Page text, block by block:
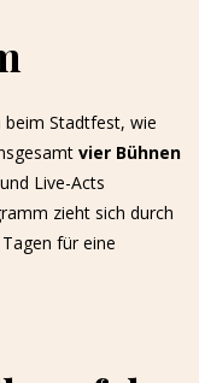
beim Stadtfest, wie
vier Bühnen
Live-Acts
zieht sich durch
für eine